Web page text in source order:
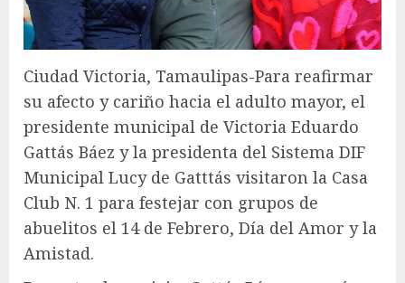
Ciudad Victoria, Tamaulipas-Para reafirmar
su afecto y cariño hacia el adulto mayor, el
presidente municipal de Victoria Eduardo
Gattás Báez y la presidenta del Sistema DIF
Municipal Lucy de Gatttás visitaron la Casa
Club N. 1 para festejar con grupos de
abuelitos el 14 de Febrero, Día del Amor y la
Amistad.